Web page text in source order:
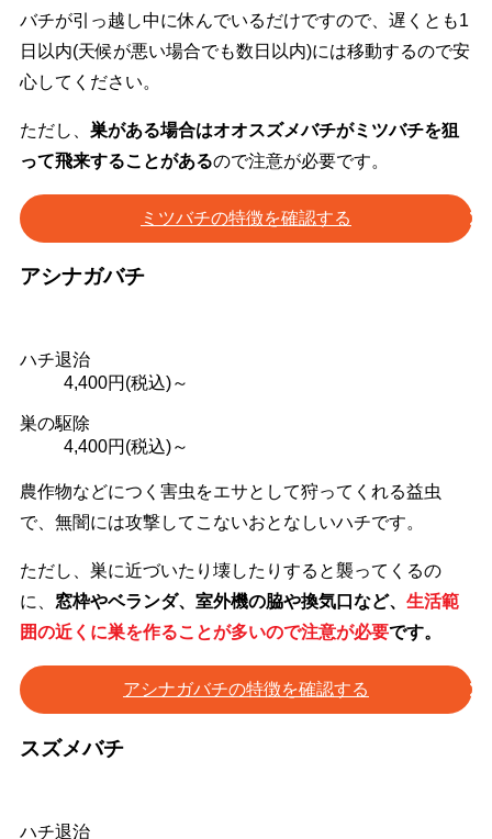
バチが引っ越し中に休んでいるだけですので、遅くとも1
日以内(天候が悪い場合でも数日以内)には移動するので安
心してください。
ただし、 巣がある場合はオオスズメバチがミツバチを狙
って飛来することがあるので注意が必要です。
ミツバチの特徴を確認する
アシナガバチ
ハチ退治
4,400円(税込)～
巣の駆除
4,400円(税込)～
農作物などにつく害虫をエサとして狩ってくれる益虫
で、無闇には攻撃してこないおとなしいハチです。
ただし、巣に近づいたり壊したりすると襲ってくるの
に、 窓枠やベランダ、室外機の脇や換気口など、 生活範
囲の近くに巣を作ることが多いので注意が必要です。
アシナガバチの特徴を確認する
スズメバチ
ハチ退治